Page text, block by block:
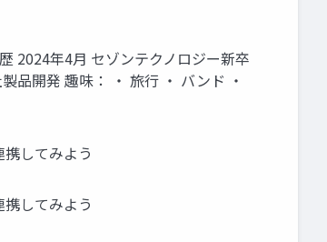
2024年4月 セゾンテクノロジー新卒
品開発 趣味： ・ 旅行 ・ バンド ・
してみよう
してみよう